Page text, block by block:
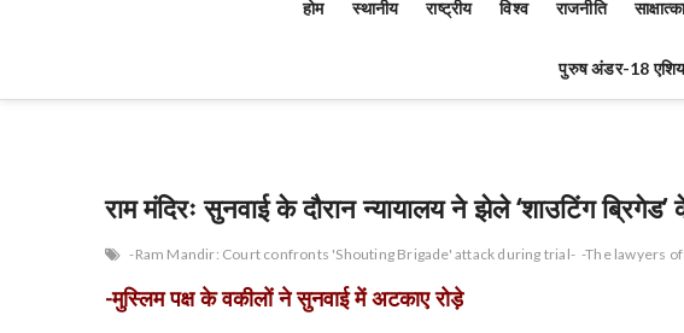
होम स्थानीय राष्ट्रीय विश्व राजनीति
पुरुष अंडर-18
राम मंदिरः सुनवाई के दौरान न्यायालय ने झेले ‘शाउटिंग
-Ram Mandir: Court confronts 'Shouting Brigade' attack during trial- -The lawyers
-मुस्लिम पक्ष के वकीलों ने सुनवाई में अटकाए रोड़े